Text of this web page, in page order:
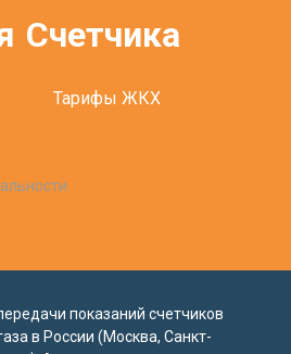
Счетчика
Тарифы ЖКХ
показаний счетчиков
в России (Москва, Санкт-